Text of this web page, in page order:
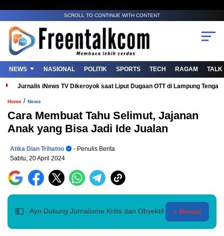
SCROLL TO CONTINUE WITH CONTENT
NEWS NASIONAL POLITIK SPORTS TECH RAGAM TALK
Jurnalis iNews TV Dikeroyok saat Liput Dugaan OTT di Lampung
Home / News
Cara Membuat Tahu Selimut, Jajanan
Anak yang Bisa Jadi Ide Jualan
Atika Dian Trihatno
- Penulis Berita
Sabtu, 20 April 2024
💵 Ayo Dukung Jurnalisme Kritis dan Obyektif + Donasi